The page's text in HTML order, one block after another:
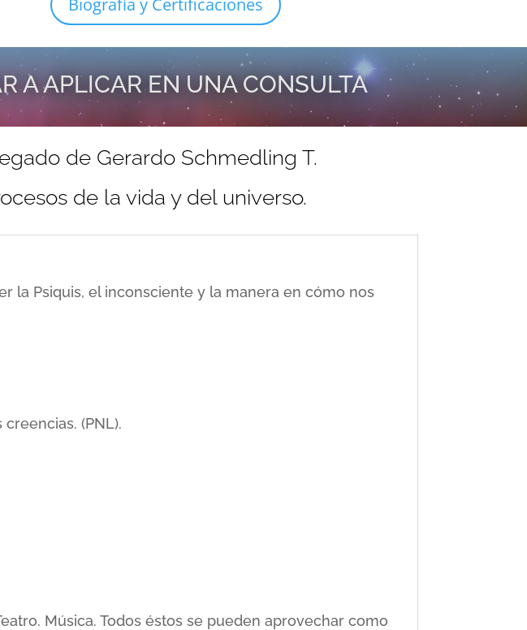
Biografía y Certificaciones
A APLICAR EN UNA CONSULTA
de Gerardo Schmedling T.
de la vida y del universo.
la Psiquis, el inconsciente y la manera en cómo nos
(PNL).
Música. Todos éstos se pueden aprovechar como